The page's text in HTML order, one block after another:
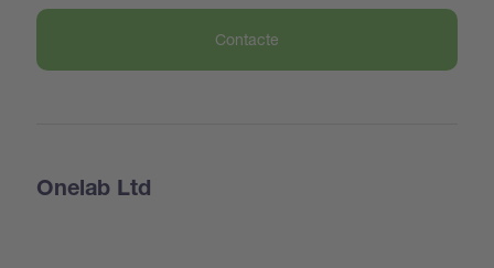
Contacte
Onelab Ltd